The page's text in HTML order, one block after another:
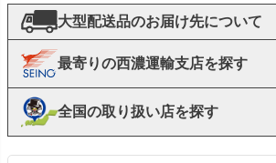
大型配送品のお届け先について
最寄りの西濃運輸支店を探す
全国の取り扱い店を探す